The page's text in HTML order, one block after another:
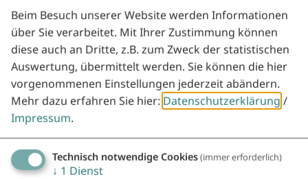
Beim Besuch unserer Website werden Informationen
über Sie verarbeitet. Mit Ihrer Zustimmung können
diese auch an Dritte, z.B. zum Zweck der statistischen
Auswertung, übermittelt werden. Sie können die hier
vorgenommenen Einstellungen jederzeit abändern.
Mehr dazu erfahren Sie hier: Datenschutzerklärung /
Impressum.
Technisch notwendige Cookies(immer erforderlich)
↓ 1 Dienst